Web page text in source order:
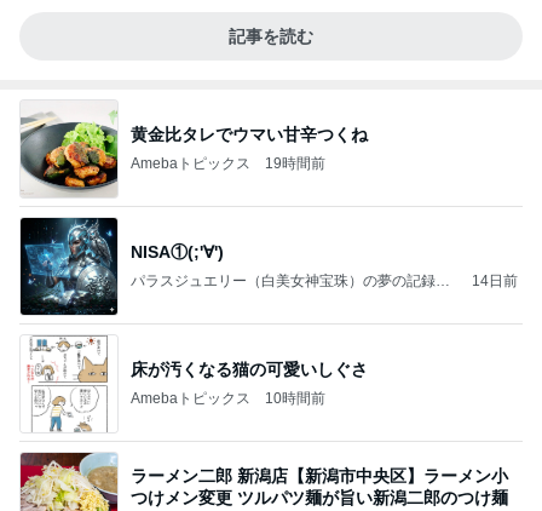
記事を読む
黄金比タレでウマい甘辛つくね
Amebaトピックス 19時間前
NISA①(;'∀')
パラスジュエリー（白美女神宝珠）の夢の記録
14日前
床が汚くなる猫の可愛いしぐさ
Amebaトピックス 10時間前
ラーメン二郎 新潟店【新潟市中央区】ラーメン小
つけメン変更 ツルパツ麺が旨い新潟二郎のつけ麺